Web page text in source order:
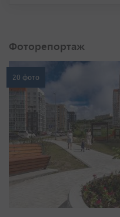
Фоторепортаж
20 фото